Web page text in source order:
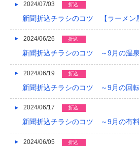
2024/07/03 折込
新聞折込チラシのコツ 【ラーメン
2024/06/26 折込
新聞折込チラシのコツ ～9月の温
2024/06/19 折込
新聞折込チラシのコツ ～9月の回
2024/06/17 折込
新聞折込チラシのコツ ～9月の有
2024/06/05 折込